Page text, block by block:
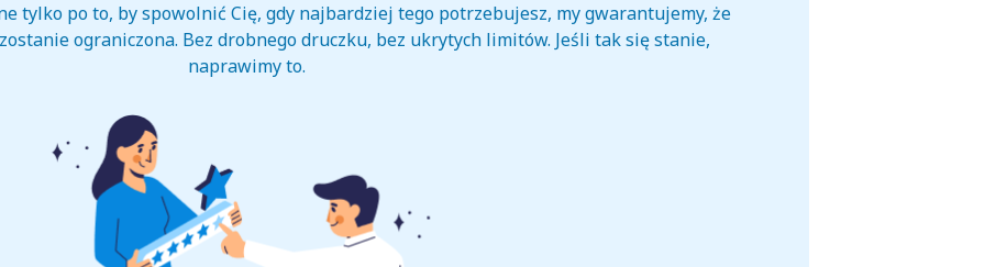
tylko po to, by spowolnić Cię, gdy najbardziej tego potrzebujesz, my gwarantujemy, że
ograniczona. Bez drobnego druczku, bez ukrytych limitów. Jeśli tak się stanie,
naprawimy to.